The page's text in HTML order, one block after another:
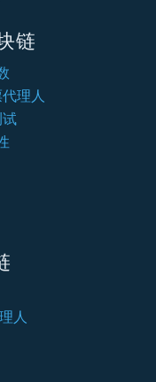
链
理人
人